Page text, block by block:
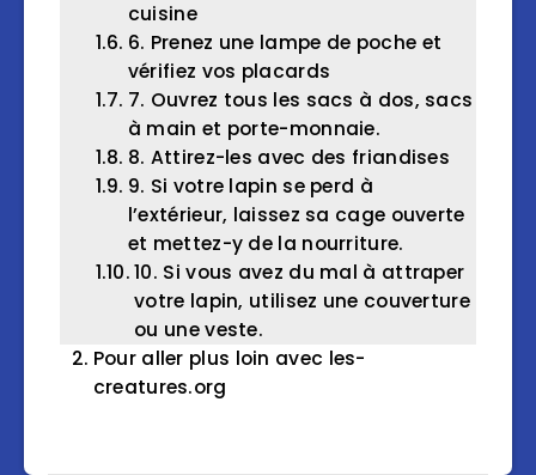
cuisine
6. Prenez une lampe de poche et
vérifiez vos placards
7. Ouvrez tous les sacs à dos, sacs
à main et porte-monnaie.
8. Attirez-les avec des friandises
9. Si votre lapin se perd à
l’extérieur, laissez sa cage ouverte
et mettez-y de la nourriture.
10. Si vous avez du mal à attraper
votre lapin, utilisez une couverture
ou une veste.
Pour aller plus loin avec les-
creatures.org